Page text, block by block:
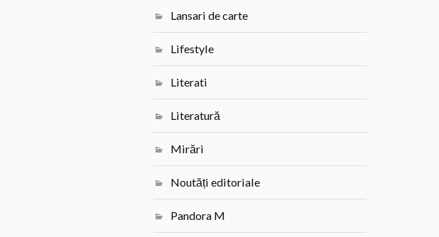
Lansari de carte
Lifestyle
Literati
Literatură
Mirări
Noutăți editoriale
Pandora M